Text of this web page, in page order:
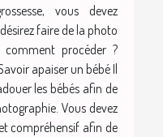
vous devez
faire de la photo
procéder ?
apaiser un bébé Il
les bébés afin de
Vous devez
compréhensif afin de